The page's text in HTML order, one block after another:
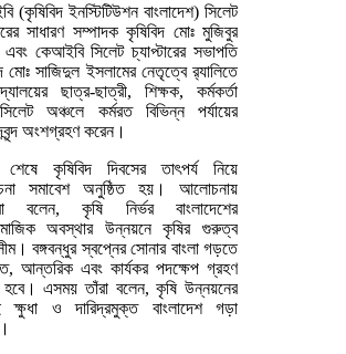
(কৃষিবিদ ইনস্টিটিউশন বাংলাদেশ) সিলেট
সাধারণ সম্পাদক কৃষিবিদ মোঃ মুজিবুর
এবং কেআইবি সিলেট চ্যাপ্টারের সভাপতি
মোঃ সাজিদুল ইসলামের নেতৃত্বে র‌্যালিতে
ছাত্র-ছাত্রী, শিক্ষক, কর্মকর্তা
অঞ্চলে কর্মরত বিভিন্ন পর্যায়ের
অংশগ্রহণ করেন।
শেষে কৃষিবিদ দিবসের তাৎপর্য নিয়ে
সমাবেশ অনুষ্ঠিত হয়। আলোচনায়
বলেন, কৃষি নির্ভর বাংলাদেশের
অবস্থার উন্নয়নে কৃষির গুরুত্ব
বঙ্গবন্ধুর স্বপ্নের সোনার বাংলা গড়তে
আন্তরিক এবং কার্যকর পদক্ষেপ গ্রহণ
এসময় তাঁরা বলেন, কৃষি উন্নয়নের
ক্ষুধা ও দারিদ্রমুক্ত বাংলাদেশ গড়া